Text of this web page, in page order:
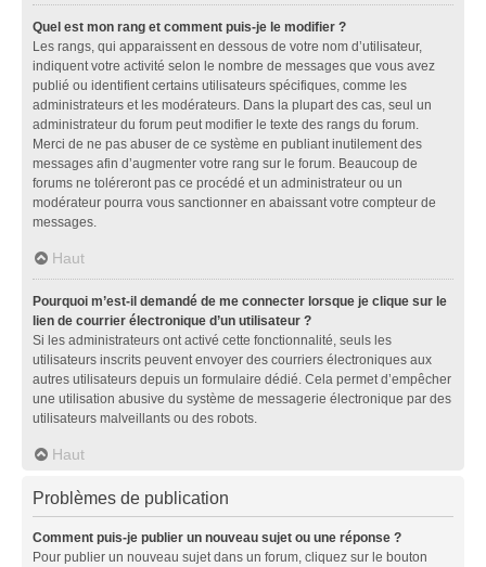
Quel est mon rang et comment puis-je le modifier ?
Les rangs, qui apparaissent en dessous de votre nom d’utilisateur,
indiquent votre activité selon le nombre de messages que vous avez
publié ou identifient certains utilisateurs spécifiques, comme les
administrateurs et les modérateurs. Dans la plupart des cas, seul un
administrateur du forum peut modifier le texte des rangs du forum.
Merci de ne pas abuser de ce système en publiant inutilement des
messages afin d’augmenter votre rang sur le forum. Beaucoup de
forums ne toléreront pas ce procédé et un administrateur ou un
modérateur pourra vous sanctionner en abaissant votre compteur de
messages.
Haut
Pourquoi m’est-il demandé de me connecter lorsque je clique sur le
lien de courrier électronique d’un utilisateur ?
Si les administrateurs ont activé cette fonctionnalité, seuls les
utilisateurs inscrits peuvent envoyer des courriers électroniques aux
autres utilisateurs depuis un formulaire dédié. Cela permet d’empêcher
une utilisation abusive du système de messagerie électronique par des
utilisateurs malveillants ou des robots.
Haut
Problèmes de publication
Comment puis-je publier un nouveau sujet ou une réponse ?
Pour publier un nouveau sujet dans un forum, cliquez sur le bouton